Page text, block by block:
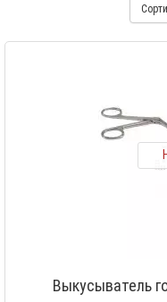
Выкусыватель